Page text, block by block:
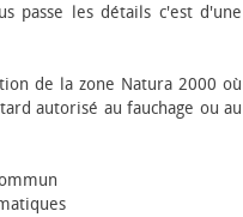
passe les détails c'est d'une
de la zone Natura 2000 où
autorisé au fauchage ou au